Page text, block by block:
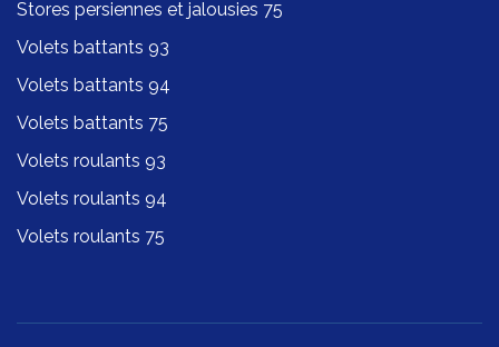
Stores persiennes et jalousies 75
Volets battants 93
Volets battants 94
Volets battants 75
Volets roulants 93
Volets roulants 94
Volets roulants 75